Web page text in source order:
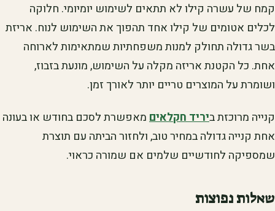
קמח של עשרה קילו לא תתאים לשימוש יומיומי. חלוקה
לכלים אטומים של קילו אחד תהפוך את השימוש לנוח. אריזת
בשר גדולה תחולק למנות משפחתיות שמתאימות לארוחה
אחת. כל הקטנת אריזה מקלה על השימוש, מונעת בזבוז,
ושומרת על המוצרים טריים יותר לאורך זמן.
קנייה מרוכזת ביריד חקלאיםמאפשרת לסכם בחודש או בעונה
אחת קנייה גדולה במחיר טוב, ולחזור הביתה עם תוצרת
שמספיקה לחודשיים שלמים אם שמורה כראוי.
שאלות נפוצות